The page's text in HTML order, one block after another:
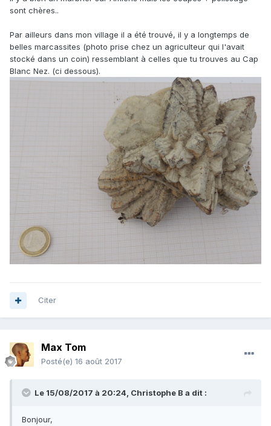
sont chères..
Par ailleurs dans mon village il a été trouvé, il y a longtemps de
belles marcassites (photo prise chez un agriculteur qui l'avait
stocké dans un coin) ressemblant à celles que tu trouves au Cap
Blanc Nez. (ci dessous).
Citer
Max Tom
Posté(e) 16 août 2017
Le 15/08/2017 à 20:24, Christophe B a dit :
Bonjour,